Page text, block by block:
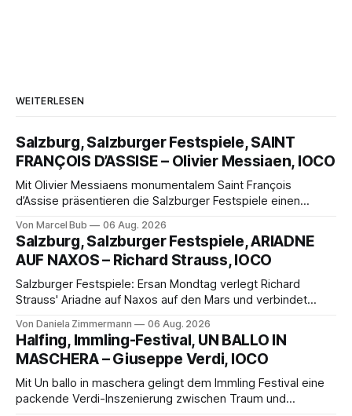
WEITERLESEN
Salzburg, Salzburger Festspiele, SAINT
FRANÇOIS D’ASSISE – Olivier Messiaen, IOCO
Mit Olivier Messiaens monumentalem Saint François
d’Assise präsentieren die Salzburger Festspiele einen
eine bildgewaltige Inszenierung, Maxime Pascal entfaltet
die komplexe Partitur eindrucksvoll, Philippe Sly berührt als
Franziskus.
Von Marcel Bub 06 Aug. 2026
Salzburg, Salzburger Festspiele, ARIADNE
AUF NAXOS – Richard Strauss, IOCO
Salzburger Festspiele: Ersan Mondtag verlegt Richard
Strauss' Ariadne auf Naxos auf den Mars und verbindet
Aufführung mit starken Solisten und den Wiener
Philharmonikern, szenisch bleibt der zweite Akt jedoch
hinter den Erwartungen zurück.
Von Daniela Zimmermann 06 Aug. 2026
Halfing, Immling-Festival, UN BALLO IN
MASCHERA – Giuseppe Verdi, IOCO
Mit Un ballo in maschera gelingt dem Immling Festival eine
packende Verdi-Inszenierung zwischen Traum und